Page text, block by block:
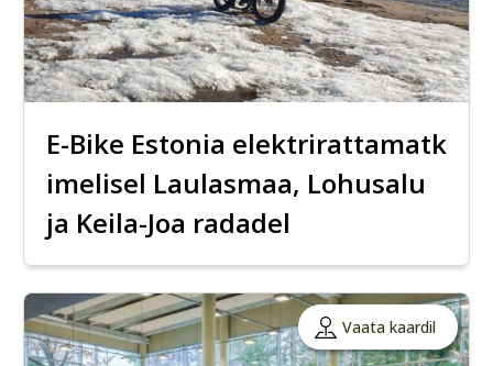
E-Bike Estonia elektrirattamatk
imelisel Laulasmaa, Lohusalu
ja Keila-Joa radadel
Vaata kaardil